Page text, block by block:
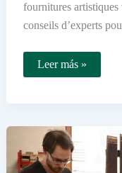
fournitures artistiques
conseils d’experts
Que
savoir
Beaux-
Arts
de
Reims
Leer más »